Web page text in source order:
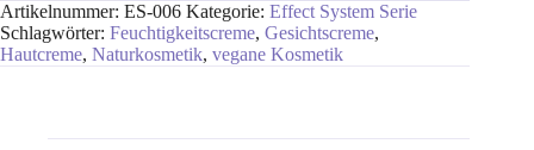
Artikelnummer: ES-006 Kategorie: Effect System Serie
Schlagwörter: Feuchtigkeitscreme, Gesichtscreme,
Hautcreme, Naturkosmetik, vegane Kosmetik